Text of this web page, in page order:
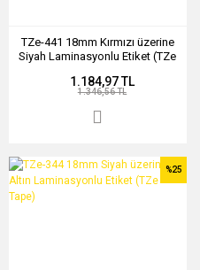
TZe-441 18mm Kırmızı üzerine
Siyah Laminasyonlu Etiket (TZe
1.184,97 TL
1.346,56 TL
%25